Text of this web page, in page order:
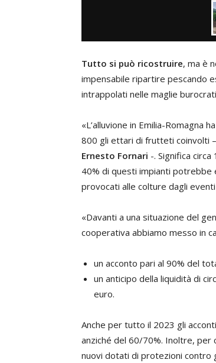
Tutto si può ricostruire, ma è
impensabile ripartire pescando
intrappolati nelle maglie
«L’alluvione in Emilia-
800 gli ettari di frutteti coinvolti
Ernesto Fornari -. Significa
40% di questi impianti potrebbe
provocati alle colture dagli
«Davanti a una situazione del
cooperativa abbiamo messo in
un acconto pari al 90% del
un anticipo della liquidità di
euro.
Anche per tutto il 2023 gli
anziché del 60/70%. Inoltre, per
nuovi dotati di protezioni contro